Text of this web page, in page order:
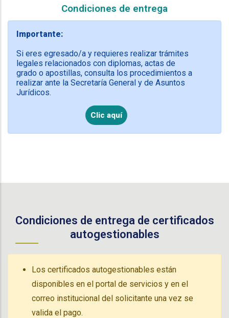
Condiciones de entrega
Importante:
Si eres egresado/a y requieres realizar trámites
legales relacionados con diplomas, actas de
grado o apostillas, consulta los procedimientos a
realizar ante la Secretaría General y de Asuntos
Jurídicos.
Clic aquí
Condiciones de entrega de certificados
autogestionables
Los certificados autogestionables están
disponibles en el portal de servicios y en el
correo institucional del solicitante una vez se
valida el pago.